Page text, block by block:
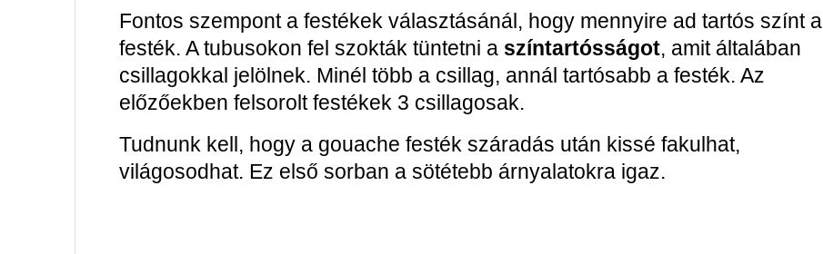
Fontos szempont a festékek választásánál, hogy mennyire ad tartós színt a
festék. A tubusokon fel szokták tüntetni a színtartósságot, amit általában
csillagokkal jelölnek. Minél több a csillag, annál tartósabb a festék. Az
előzőekben felsorolt festékek 3 csillagosak.
Tudnunk kell, hogy a gouache festék száradás után kissé fakulhat,
világosodhat. Ez első sorban a sötétebb árnyalatokra igaz.